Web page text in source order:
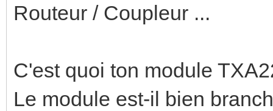
Routeur / Coupleur ...
C'est quoi ton module
Le module est-il bien